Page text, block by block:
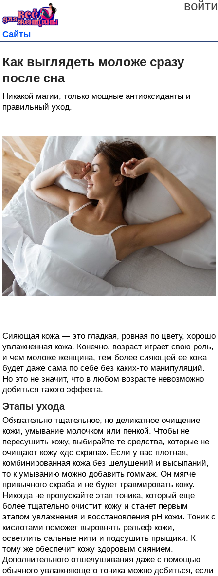
войти
Сайты
Как выглядеть моложе сразу
после сна
Никакой магии, только мощные антиоксиданты и
правильный уход.
Сияющая кожа — это гладкая, ровная по цвету, хорошо
увлажненная кожа. Конечно, возраст играет свою роль,
и чем моложе женщина, тем более сияющей ее кожа
будет даже сама по себе без каких-то манипуляций.
Но это не значит, что в любом возрасте невозможно
добиться такого эффекта.
Этапы ухода
Обязательно тщательное, но деликатное очищение
кожи, умывание молочком или пенкой. Чтобы не
пересушить кожу, выбирайте те средства, которые не
очищают кожу «до скрипа». Если у вас плотная,
комбинированная кожа без шелушений и высыпаний,
то к умыванию можно добавить гоммаж. Он мягче
привычного скраба и не будет травмировать кожу.
Никогда не пропускайте этап тоника, который еще
более тщательно очистит кожу и станет первым
этапом увлажнения и восстановления pH кожи. Тоник с
кислотами поможет выровнять рельеф кожи,
осветлить сальные нити и подсушить прыщики. К
тому же обеспечит кожу здоровым сиянием.
Дополнительного отшелушивания даже с помощью
обычного увлажняющего тоника можно добиться, если